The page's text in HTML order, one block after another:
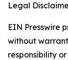
Legal
EIN Presswire
without
responsibility